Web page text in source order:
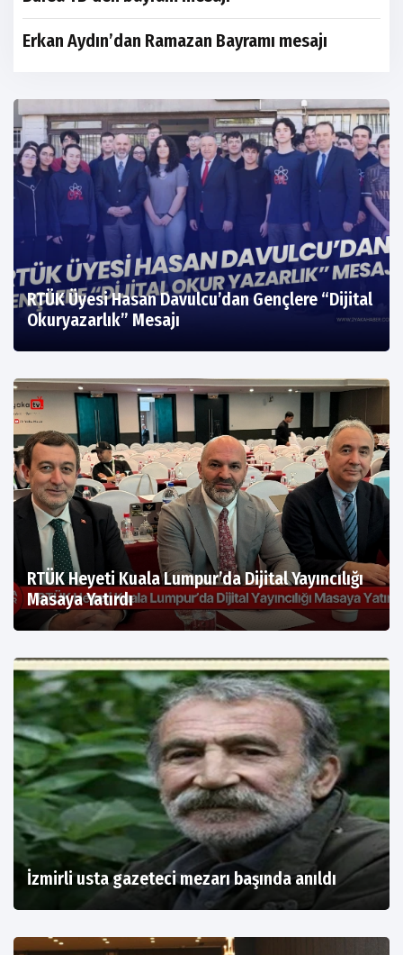
Erkan Aydın’dan Ramazan Bayramı mesajı
RTÜK Üyesi Hasan Davulcu’dan Gençlere “Dijital
Okuryazarlık” Mesajı
RTÜK Heyeti Kuala Lumpur’da Dijital Yayıncılığı
Masaya Yatırdı
İzmirli usta gazeteci mezarı başında anıldı